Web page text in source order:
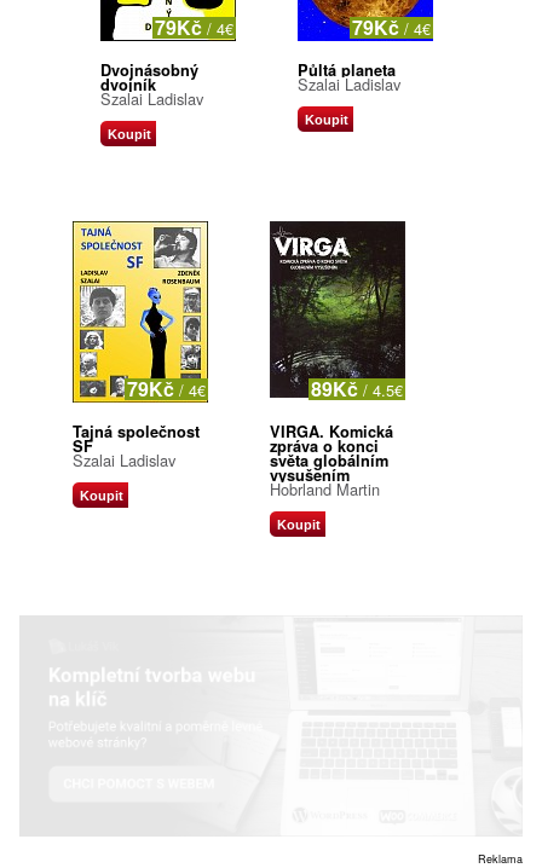
79Kč / 4€
Dvojnásobný
dvojník
Szalai Ladislav
Koupit
79Kč / 4€
Půltá planeta
Szalai Ladislav
Koupit
79Kč / 4€
Tajná společnost
SF
Szalai Ladislav
Koupit
89Kč / 4.5€
VIRGA. Komická
zpráva o konci
světa globálním
vysušením
Hobrland Martin
Koupit
Reklama